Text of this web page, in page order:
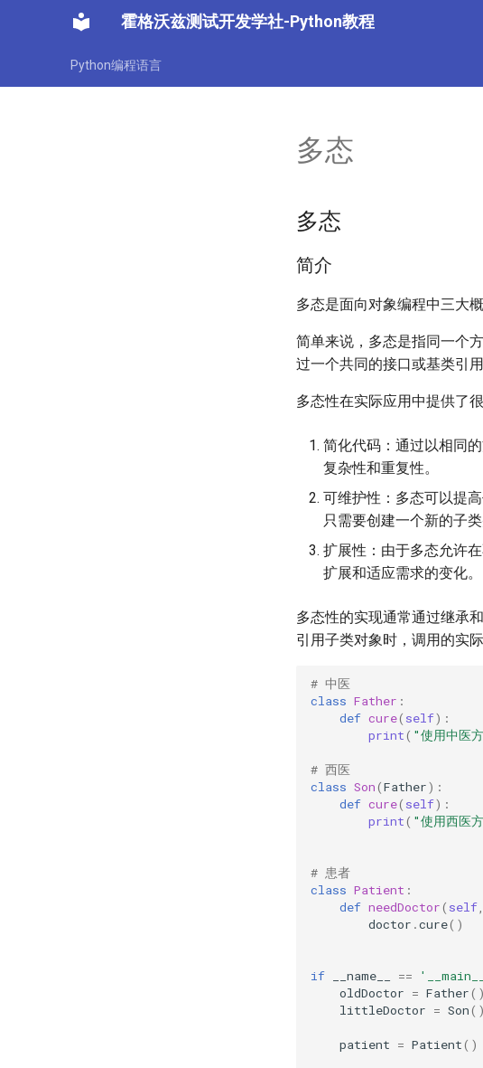
霍格沃兹测试开发学社-Python教程
Python编程语言
多态
多态
简介
多态是面向对象编程中三大
简单来说，多态是指同一个
过一个共同的接口或基类引
多态性在实际应用中提供了
简化代码：通过以相同
复杂性和重复性。
可维护性：多态可以提
只需要创建一个新的子
扩展性：由于多态允许
扩展和适应需求的变化。
多态性的实现通常通过继承
引用子类对象时，调用的实
# 中医
class Father :
def cure( self):
print( "使用中医
# 西医
class Son(Father):
def cure( self):
print( "使用西医
# 患者
class Patient :
def needDoctor( self
doctor .cure()
if __name__ ==
oldDoctor = Father()
littleDoctor = Son()
patient = Patient()